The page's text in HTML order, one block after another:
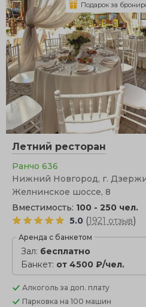
Летний ресторан
Ранчо 636
Нижний Новгород, г.
Желнинское шоссе, 8
Вместимость: 100 - 250 чел.
5.0 (1921 отзыв)
Аренда с банкетом
Зал: бесплатно
Банкет: от 4500 ₽/чел.
Алкоголь за доп. плату
Парковка на 100 машин
Подарок за